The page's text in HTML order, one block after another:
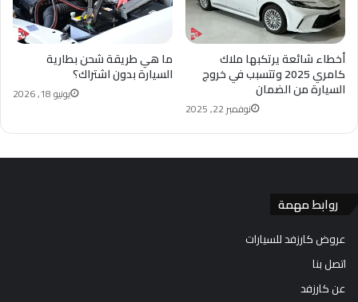
ما هي طريقة شحن بطارية
السيارة بدون اشتراك؟
يونيو 18, 2026
أخطاء شائعة يرتكبها ملاك
كامري 2025 وتتسبب في خروج
السيارة من الضمان
نوفمبر 22, 2025
روابط مهمة
عروض كارزفد للسيارات
اتصل بنا
عن كارزفد